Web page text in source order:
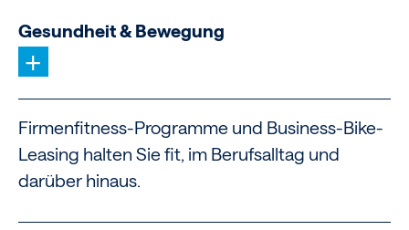
Gesundheit & Bewegung
+
Firmenfitness-Programme und Business-Bike-
Leasing halten Sie fit, im Berufsalltag und
darüber hinaus.